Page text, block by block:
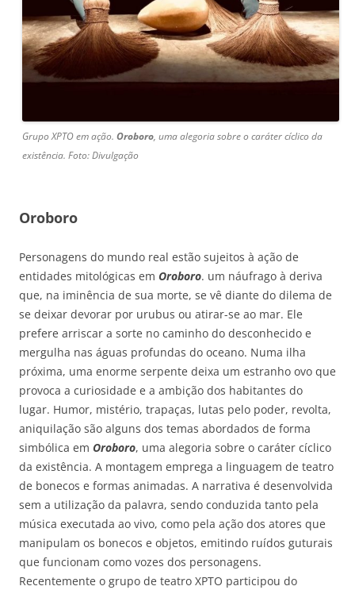
Grupo XPTO em ação. Oroboro, uma alegoria sobre o caráter cíclico da
existência. Foto: Divulgação
Oroboro
Personagens do mundo real estão sujeitos à ação de
entidades mitológicas em Oroboro. um náufrago à deriva
que, na iminência de sua morte, se vê diante do dilema de
se deixar devorar por urubus ou atirar-se ao mar. Ele
prefere arriscar a sorte no caminho do desconhecido e
mergulha nas águas profundas do oceano. Numa ilha
próxima, uma enorme serpente deixa um estranho ovo que
provoca a curiosidade e a ambição dos habitantes do
lugar. Humor, mistério, trapaças, lutas pelo poder, revolta,
aniquilação são alguns dos temas abordados de forma
simbólica em Oroboro, uma alegoria sobre o caráter cíclico
da existência. A montagem emprega a linguagem de teatro
de bonecos e formas animadas. A narrativa é desenvolvida
sem a utilização da palavra, sendo conduzida tanto pela
música executada ao vivo, como pela ação dos atores que
manipulam os bonecos e objetos, emitindo ruídos guturais
que funcionam como vozes dos personagens.
Recentemente o grupo de teatro XPTO participou do